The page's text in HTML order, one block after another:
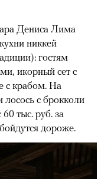
Дениса Лима
никкей
гостям
икорный сет с
с крабом. На
лосось с брокколи
тыс. руб. за
дороже.